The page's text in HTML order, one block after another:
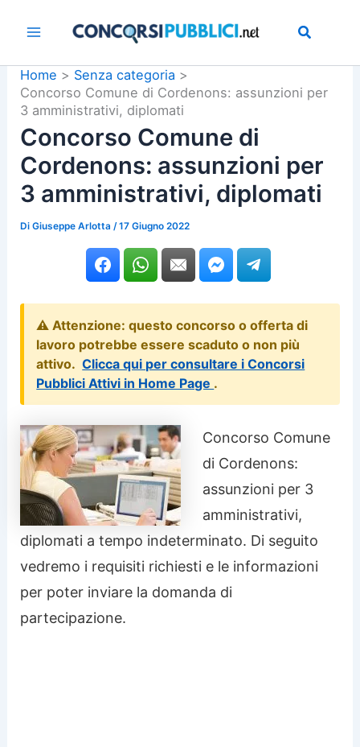
Home
Senza categoria
Concorso Comune di Cordenons: assunzioni per
3 amministrativi, diplomati
Concorso Comune di
Cordenons: assunzioni per
3 amministrativi, diplomati
DiGiuseppe Arlotta /17 Giugno 2022
⚠️ Attenzione: questo concorso o offerta di
lavoro potrebbe essere scaduto o non più
attivo. Clicca qui per consultare i Concorsi
Pubblici Attivi in Home Page .
Concorso Comune
di Cordenons:
assunzioni per 3
amministrativi,
diplomati a tempo indeterminato. Di seguito
vedremo i requisiti richiesti e le informazioni
per poter inviare la domanda di
partecipazione.